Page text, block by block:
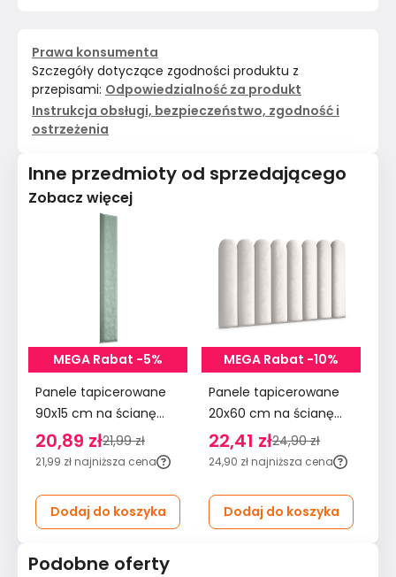
Prawa konsumenta
Szczegóły dotyczące zgodności produktu z
przepisami: Odpowiedzialność za produkt
Instrukcja obsługi, bezpieczeństwo, zgodność i
ostrzeżenia
Inne przedmioty od sprzedającego
Zobacz więcej
MEGA Rabat -5%
Panele tapicerowane
90x15 cm na ścianę
wezgłowie miętowy
20,89 zł21,99 zł
21,99 zł najniższa cena
Dodaj do koszyka
MEGA Rabat -10%
Panele tapicerowane
20x60 cm na ścianę
płotek wezgłowie
kremowy
22,41 zł24,90 zł
24,90 zł najniższa cena
Dodaj do koszyka
Podobne oferty